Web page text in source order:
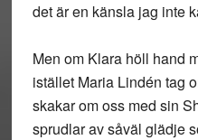
det är en känsla jag inte
Men om Klara höll hand
istället Maria Lindén tag
skakar om oss med sin
sprudlar av såväl glädje